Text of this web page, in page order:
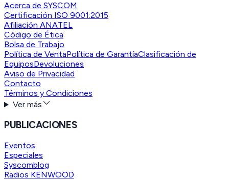
Acerca de SYSCOM
Certificación ISO 9001:2015
Afiliación ANATEL
Código de Ética
Bolsa de Trabajo
Política de VentaPolítica de GarantíaClasificación de
EquiposDevoluciones
Aviso de Privacidad
Contacto
Términos y Condiciones
Ver más
PUBLICACIONES
Eventos
Especiales
Syscomblog
Radios KENWOOD